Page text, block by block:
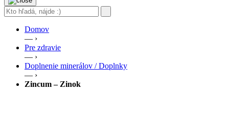
Domov
— ›
Pre zdravie
— ›
Doplnenie minerálov / Doplnky
— ›
Zincum – Zinok